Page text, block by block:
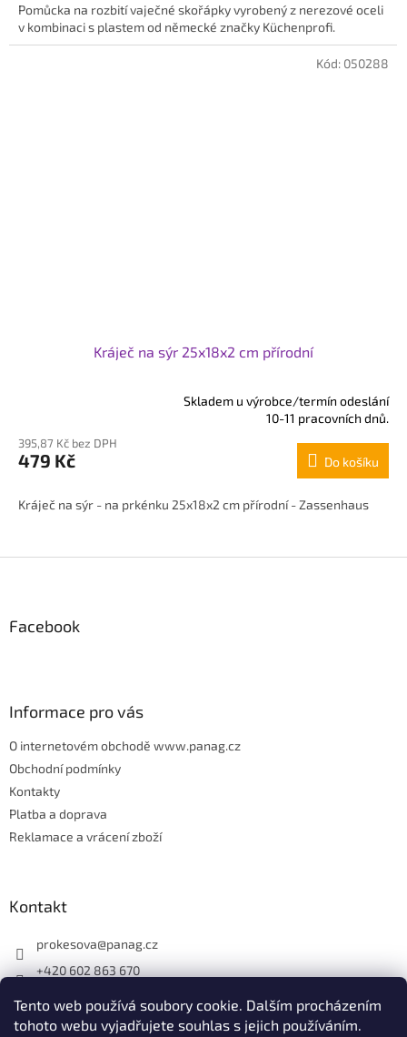
Tento web používá soubory cookie. Dalším procházením
tohoto webu vyjadřujete souhlas s jejich používáním.
Pomůcka na rozbití vaječné skořápky vyrobený z nerezové oceli
v kombinaci s plastem od německé značky Küchenprofi.
Kráječ na sýr 25x18x2 cm přírodní
produktu
je
z
Skladem u výrobce/termín odeslání
10-11 pracovních dnů.
395,87 Kč bez DPH
479 Kč Do košíku
Kráječ na sýr - na prkénku 25x18x2 cm přírodní - Zassenhaus
Kód: 050288
p
aFacebook
Informace pro vás
O internetovém obchodě www.panag.cz
Obchodní podmínky
Kontakty
Platba a doprava
Reklamace a vrácení zboží
Kontakt
prokesova@panag.cz
+420 602 863 670